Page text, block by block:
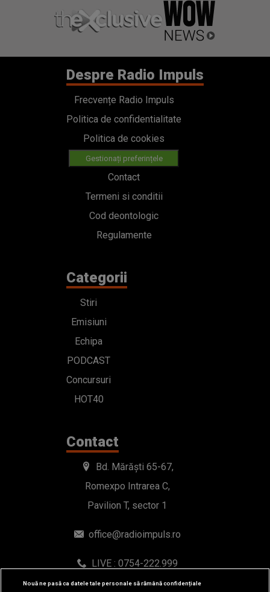
Despre Radio Impuls
Frecvențe Radio Impuls
Politica de confidentialitate
Politica de cookies
Gestionați preferințele
Contact
Termeni si conditii
Cod deontologic
Regulamente
Categorii
Stiri
Emisiuni
Echipa
PODCAST
Concursuri
HOT40
Contact
Bd. Mărăști 65-67,
Romexpo Intrarea C,
Pavilion T, sector 1
office@radioimpuls.ro
LIVE : 0754-222.999
WhatsApp: 0754-222.999
Nouă ne pasă ca datele tale personale să rămână confidențiale